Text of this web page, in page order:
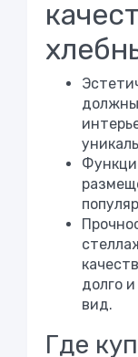
долго
вид.
Где